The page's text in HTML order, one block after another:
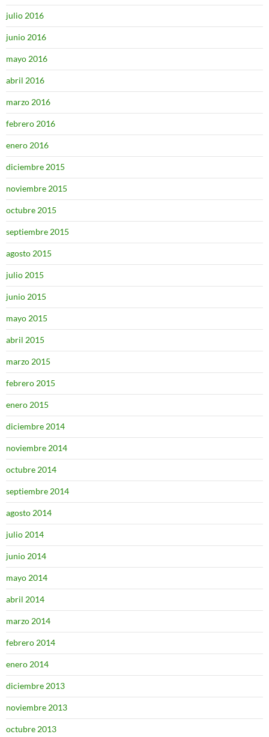
julio 2016
junio 2016
mayo 2016
abril 2016
marzo 2016
febrero 2016
enero 2016
diciembre 2015
noviembre 2015
octubre 2015
septiembre 2015
agosto 2015
julio 2015
junio 2015
mayo 2015
abril 2015
marzo 2015
febrero 2015
enero 2015
diciembre 2014
noviembre 2014
octubre 2014
septiembre 2014
agosto 2014
julio 2014
junio 2014
mayo 2014
abril 2014
marzo 2014
febrero 2014
enero 2014
diciembre 2013
noviembre 2013
octubre 2013